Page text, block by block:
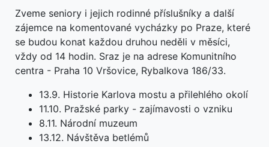
Zveme seniory i jejich rodinné příslušníky a další
zájemce na komentované vycházky po Praze, které
se budou konat každou druhou neděli v měsíci,
vždy od 14 hodin. Sraz je na adrese Komunitního
centra - Praha 10 Vršovice, Rybalkova 186/33.
13.9. Historie Karlova mostu a přilehlého okolí
11.10. Pražské parky - zajímavosti o vzniku
8.11. Národní muzeum
13.12. Návštěva betlémů